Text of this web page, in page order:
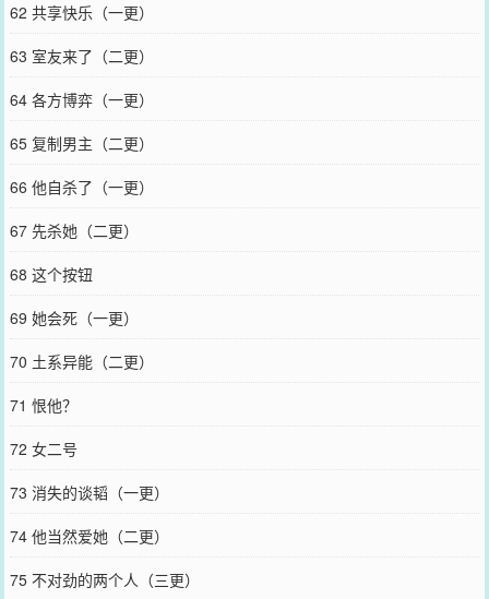
62 共享快乐（一更）
63 室友来了（二更）
64 各方博弈（一更）
65 复制男主（二更）
66 他自杀了（一更）
67 先杀她（二更）
68 这个按钮
69 她会死（一更）
70 土系异能（二更）
71 恨他？
72 女二号
73 消失的谈韬（一更）
74 他当然爱她（二更）
75 不对劲的两个人（三更）